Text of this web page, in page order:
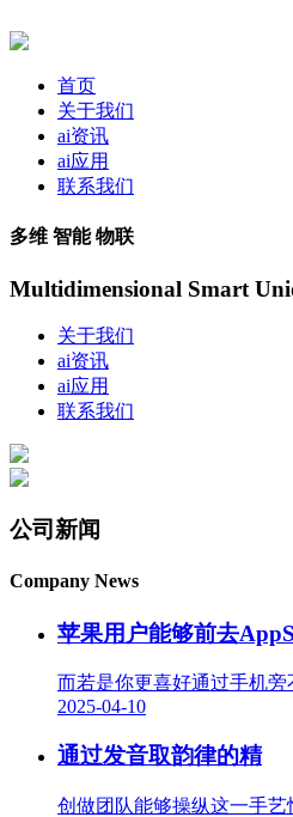
首页
关于我们
ai资讯
ai应用
联系我们
多维 智能 物联
Multidimensional Smart
关于我们
ai资讯
ai应用
联系我们
公司新闻
Company News
苹果用户能够前去
而若是你更喜好通过手机
2025-04-10
通过发音取韵律的精
创做团队能够操纵这一手